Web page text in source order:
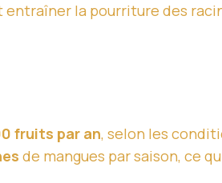
la pourriture des
fruits par an, selon les
de mangues par saison, ce